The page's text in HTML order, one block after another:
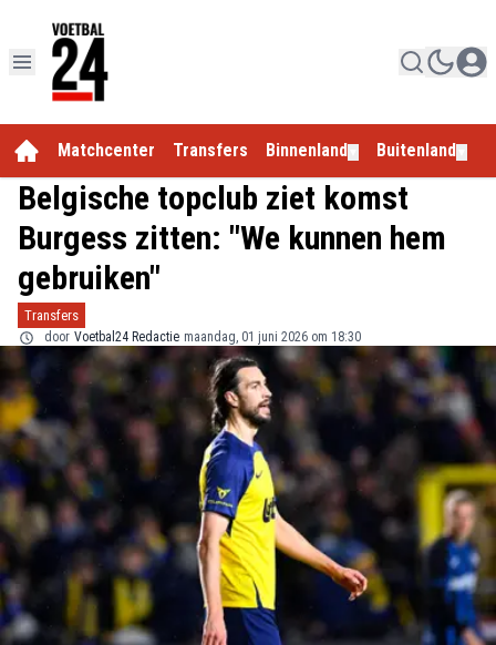
Matchcenter Transfers Binnenland Buitenland
Belgische topclub ziet komst
Burgess zitten: "We kunnen hem
gebruiken"
Transfers
door Voetbal24 Redactie maandag, 01 juni 2026 om 18:30